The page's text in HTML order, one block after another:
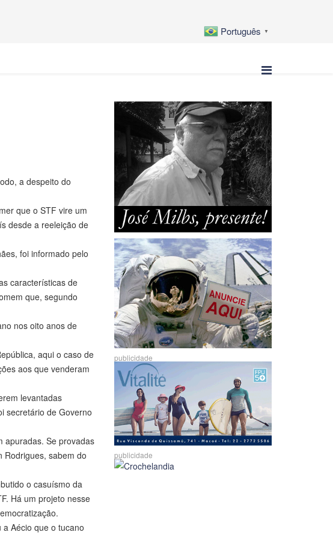
Português ▼
a despeito do
que o STF vire um
desde a reeleição de
foi informado pelo
características de
que, segundo
nos oito anos de
aqui o caso de
aos que venderam
levantadas
secretário de Governo
apuradas. Se provadas
Rodrigues, sabem do
o casuísmo da
Há um projeto nesse
Aécio que o tucano
publicidade
publicidade